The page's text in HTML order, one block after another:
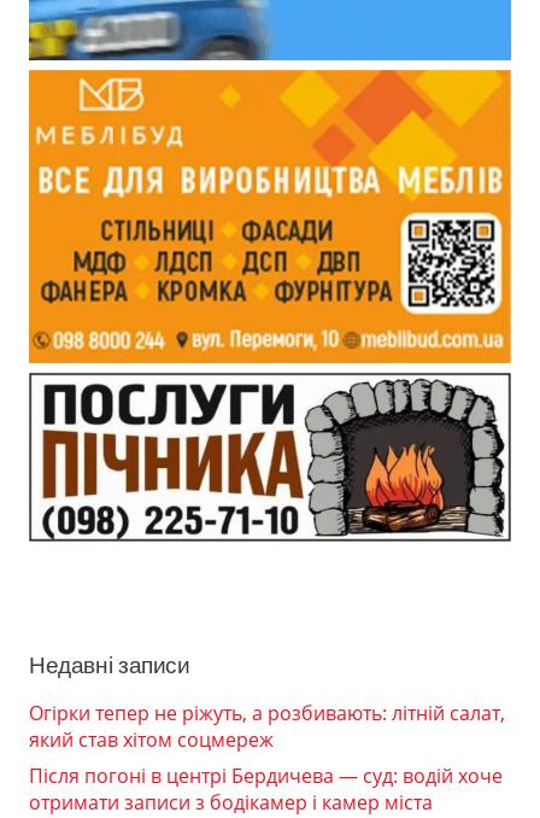
Недавні записи
Огірки тепер не ріжуть, а розбивають: літній салат,
який став хітом соцмереж
Після погоні в центрі Бердичева — суд: водій хоче
отримати записи з бодікамер і камер міста